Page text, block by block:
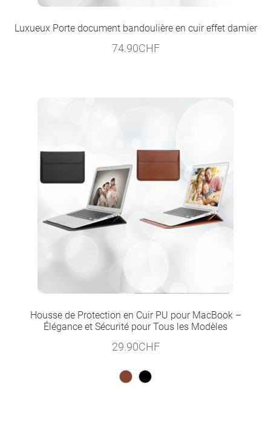
Luxueux Porte document bandoulière en cuir effet damier
74.90CHF
Housse de Protection en Cuir PU pour MacBook –
Élégance et Sécurité pour Tous les Modèles
29.90CHF